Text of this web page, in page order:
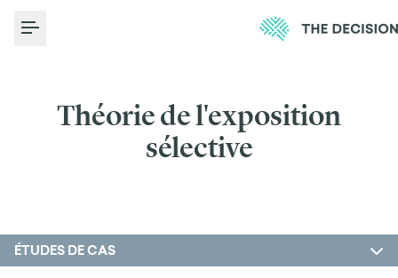
Toggle Menu
Théorie de l'exposition
sélective
ÉTUDES DE CAS